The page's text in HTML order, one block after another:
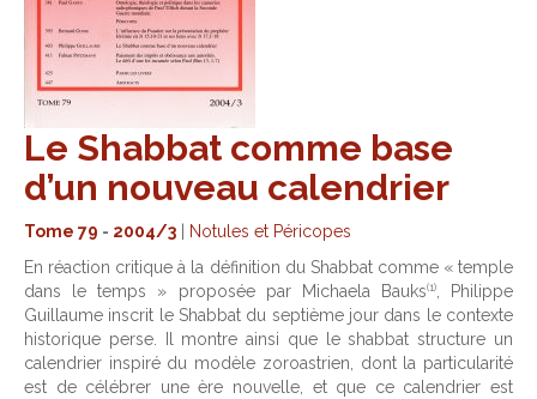
Le Shabbat comme base
d’un nouveau calendrier
Tome 79 - 2004/3
Notules et Péricopes
En réaction critique à la définition du Shabbat comme « temple
dans le temps » proposée par Michaela Bauks(1), Philippe
Guillaume inscrit le Shabbat du septième jour dans le contexte
historique perse. Il montre ainsi que le shabbat structure un
calendrier inspiré du modèle zoroastrien, dont la particularité
est de célébrer une ère nouvelle, et que ce calendrier est